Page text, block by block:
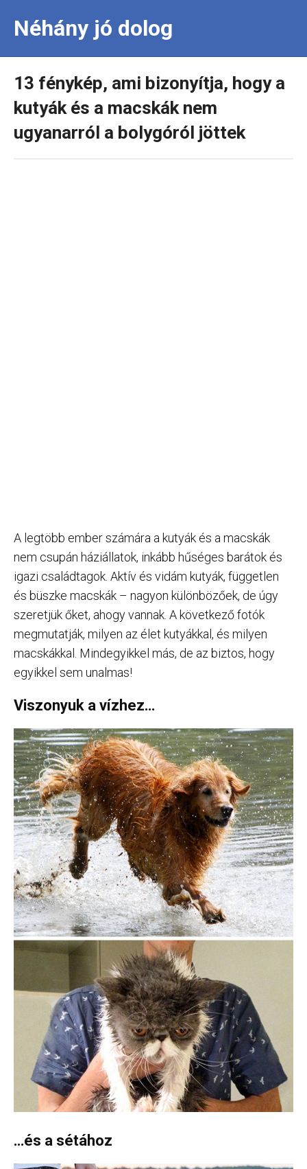
Néhány jó dolog
13 fénykép, ami bizonyítja, hogy a
kutyák és a macskák nem
ugyanarról a bolygóról jöttek
A legtöbb ember számára a kutyák és a macskák
nem csupán háziállatok, inkább hűséges barátok és
igazi családtagok. Aktív és vidám kutyák, független
és büszke macskák – nagyon különbözőek, de úgy
szeretjük őket, ahogy vannak. A következő fotók
megmutatják, milyen az élet kutyákkal, és milyen
macskákkal. Mindegyikkel más, de az biztos, hogy
egyikkel sem unalmas!
Viszonyuk a vízhez…
…és a sétához